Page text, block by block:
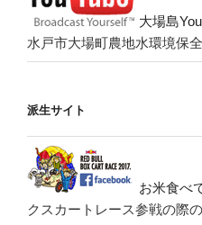
大場島
水戸市大場町農地水環境保
派生サイト
お米食べ
クスカートレース参戦の際